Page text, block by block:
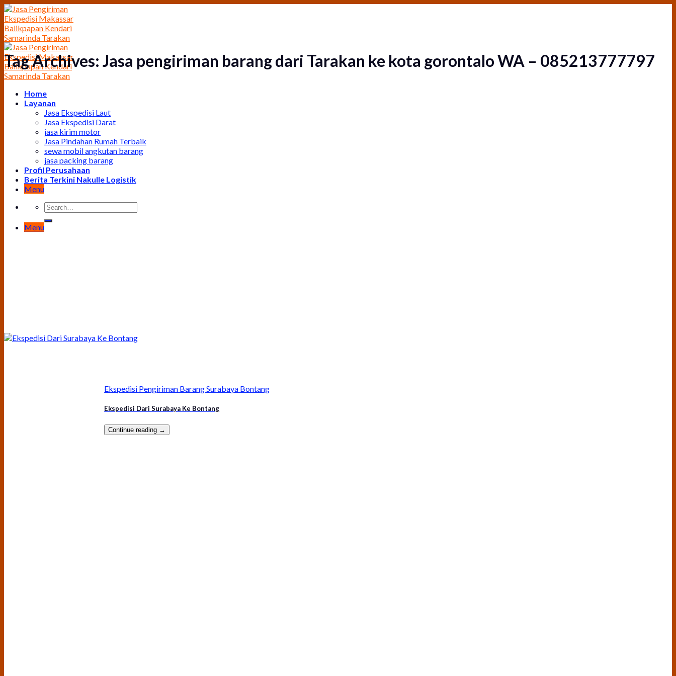
Skip
to
content
Home
Layanan
Jasa Ekspedisi Laut
Jasa Ekspedisi Darat
jasa kirim motor
Jasa Pindahan Rumah Terbaik
sewa mobil angkutan barang
jasa packing barang
Profil Perusahaan
Berita Terkini Nakulle Logistik
Menu
Menu
Tag Archives: Jasa pengiriman barang dari Tarakan ke kota gorontalo WA – 085213777797
Ekspedisi Pengiriman Barang Surabaya Bontang
Ekspedisi Dari Surabaya Ke Bontang
Continue reading →